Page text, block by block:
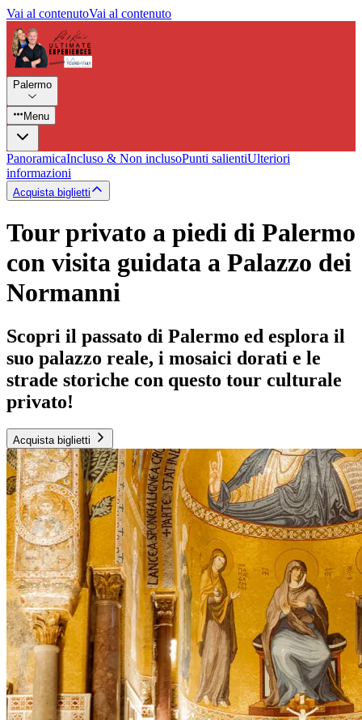
Vai al contenutoVai al contenuto
Palermo
Menu
PanoramicaIncluso & Non inclusoPunti salientiUlteriori
informazioni
Acquista biglietti
Tour privato a piedi di Palermo
con visita guidata a Palazzo dei
Normanni
Scopri il passato di Palermo ed esplora il
suo palazzo reale, i mosaici dorati e le
strade storiche con questo tour culturale
privato!
Acquista biglietti